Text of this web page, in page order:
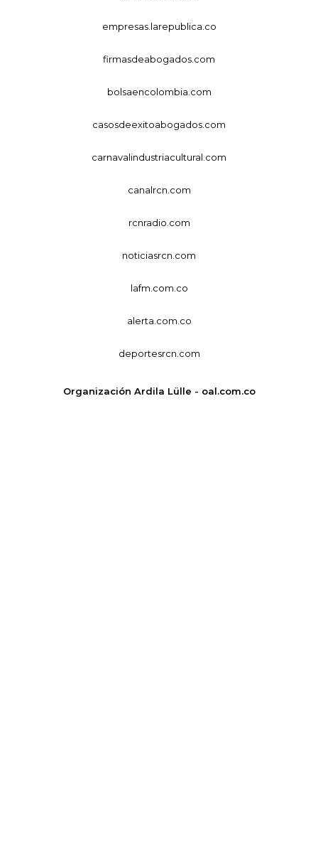
empresas.larepublica.co
firmasdeabogados.com
bolsaencolombia.com
casosdeexitoabogados.com
carnavalindustriacultural.com
canalrcn.com
rcnradio.com
noticiasrcn.com
lafm.com.co
alerta.com.co
deportesrcn.com
Organización Ardila Lülle - oal.com.co